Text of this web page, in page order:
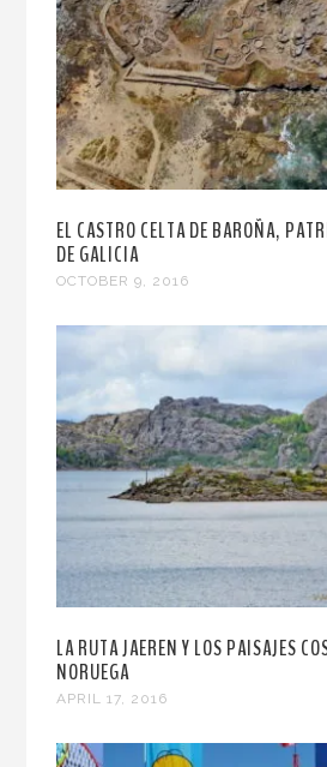
EL CASTRO CELTA DE BAROÑA,
DE GALICIA
OCTOBER 9, 2016
LA RUTA JAEREN Y LOS PAISAJES
NORUEGA
APRIL 17, 2016